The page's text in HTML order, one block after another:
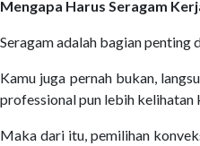
Mengapa Harus Seragam
Seragam adalah bagian penting
Kamu juga pernah bukan,
professional pun lebih kelihatan
Maka dari itu, pemilihan